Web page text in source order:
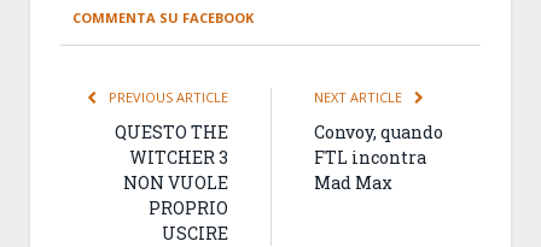
COMMENTA SU FACEBOOK
PREVIOUS ARTICLE
QUESTO THE
WITCHER 3
NON VUOLE
PROPRIO
USCIRE
NEXT ARTICLE
Convoy, quando
FTL incontra
Mad Max